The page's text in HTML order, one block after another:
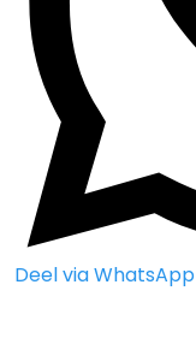
Deel via WhatsApp